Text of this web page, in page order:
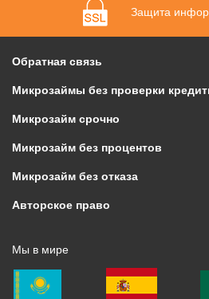
Защита
Обратная связь
Микрозаймы без проверки
Микрозайм срочно
Микрозайм без процентов
Микрозайм без отказа
Авторское право
Мы в мире